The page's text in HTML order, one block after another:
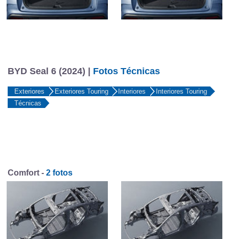
BYD Seal 6 (2024) | Fotos Técnicas
Exteriores Exteriores Touring Interiores
Interiores Touring
Técnicas
Comfort - 2 fotos